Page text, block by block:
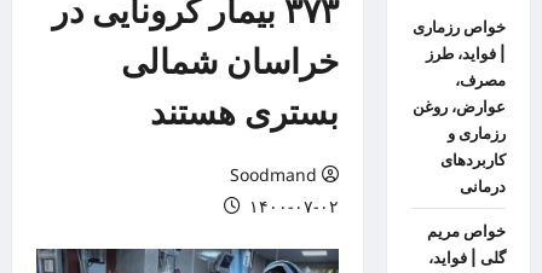
۳۷۳ بیمار کرونایی در
خراسان شمالی
بستری هستند
Soodmand
۱۴۰۰-۰۷-۰۲
خواص رزماری
| فواید، طرز
مصرف،
عوارض، روغن
رزماری و
کاربردهای
درمانی
خواص مریم
گلی | فواید،